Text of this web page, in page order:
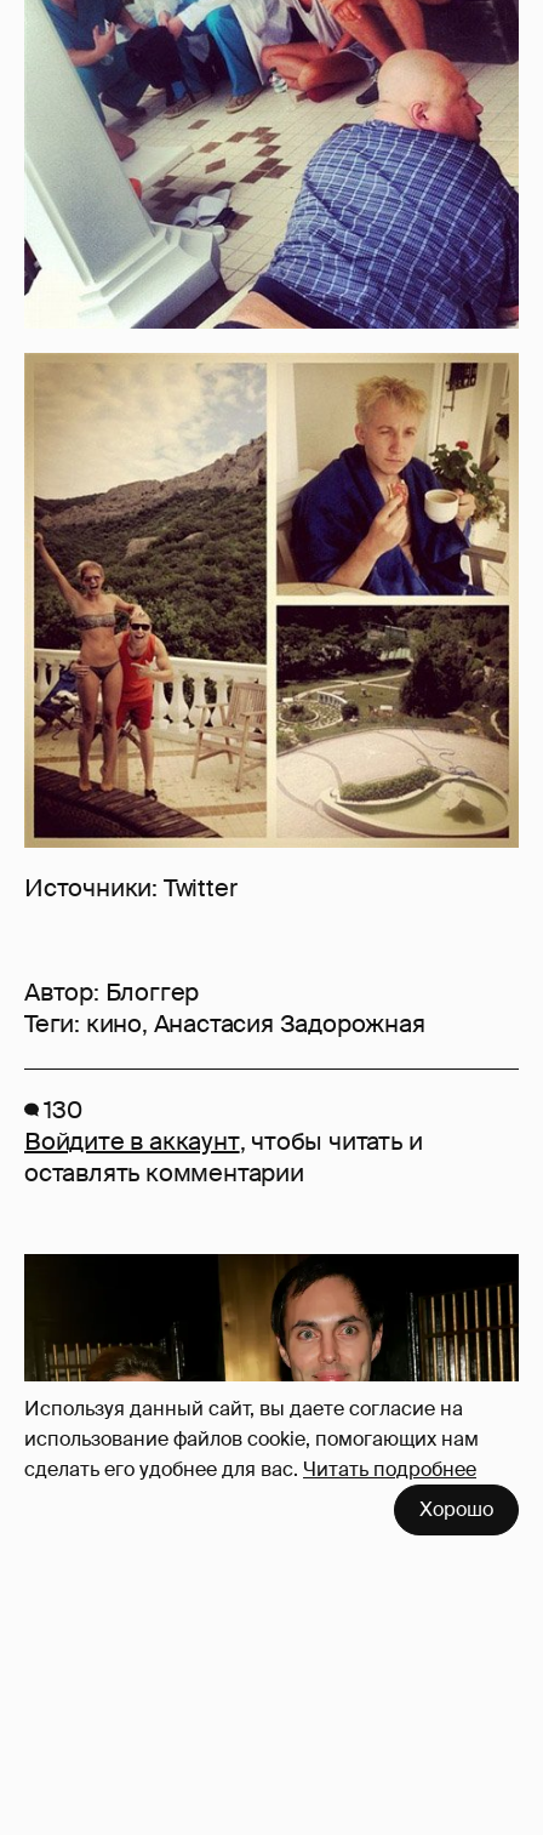
Используя данный сайт, вы даете согласие на
использование файлов cookie, помогающих нам
сделать его удобнее для вас. Читать подробнее
Хорошо
Источники: Twitter
Автор: Блоггер
Теги: кино, Анастасия Задорожная
130
Войдите в аккаунт, чтобы читать и
оставлять комментарии